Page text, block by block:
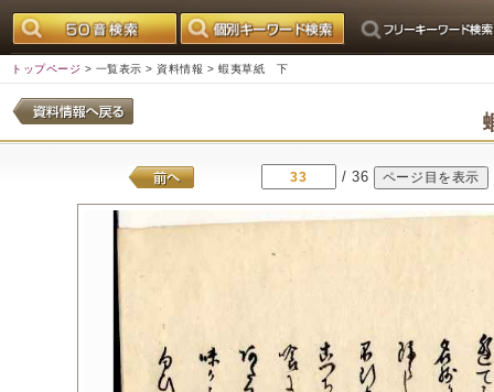
トップページ > 一覧表示 > 資料情報 > 蝦夷草紙 下
/ 36